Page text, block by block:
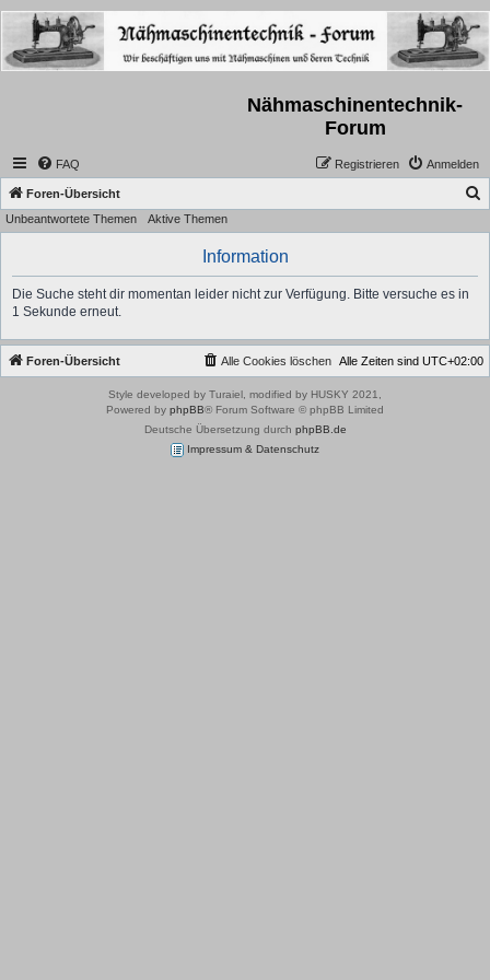
Nähmaschinentechnik-
Forum
FAQ Anmelden
Registrieren
Foren-Übersicht
Unbeantwortete Themen Aktive Themen
Information
Die Suche steht dir momentan leider nicht zur Verfügung. Bitte versuche es in
1 Sekunde erneut.
Foren-Übersicht Alle Zeiten sind UTC+02:00
Alle Cookies löschen
Style developed by Turaiel, modified by HUSKY 2021,
Powered by phpBB® Forum Software © phpBB Limited
Deutsche Übersetzung durch phpBB.de
Impressum & Datenschutz